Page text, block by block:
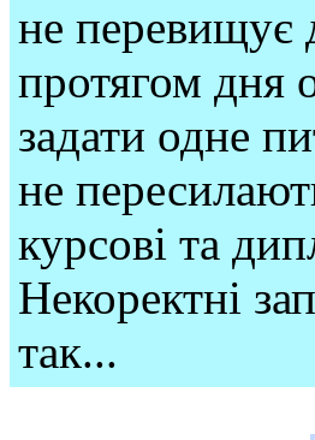
не перевищує
протягом дня
задати одне
не
курсові та
Некоректні
так...